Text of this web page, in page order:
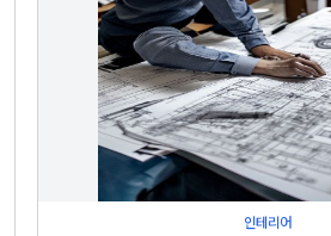
인테리어